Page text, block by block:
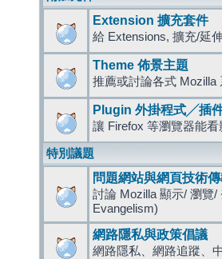
Extension 擴充套件
給 Extensions, 擴充/延
Theme 佈景主題
推薦或討論各式 Mozilla
Plugin 外掛程式╱插
讓 Firefox 等瀏覽器能
特別議題
問題網站與網頁技術
討論 Mozilla 顯示/ 瀏覽
Evangelism)
網路隱私與政策倡議
網路隱私、網路追蹤、